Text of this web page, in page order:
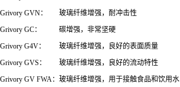
Grivory GVN：
玻璃纤维增强，耐冲击性
Grivory GC：
碳增强，非常坚硬
Grivory G4V：
玻璃纤维增强，良好的表面质量
Grivory GVS：
玻璃纤维增强，良好的流动特性
Grivory GV FWA： 玻璃纤维增强，用于接触食品和饮用水